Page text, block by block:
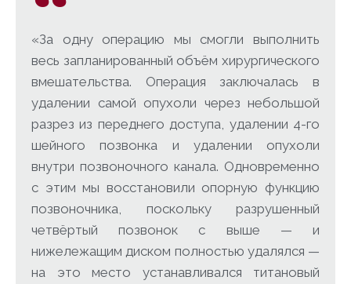
«За одну операцию мы смогли выполнить
весь запланированный объём хирургического
вмешательства. Операция заключалась в
удалении самой опухоли через небольшой
разрез из переднего доступа, удалении 4-го
шейного позвонка и удалении опухоли
внутри позвоночного канала. Одновременно
с этим мы восстановили опорную функцию
позвоночника, поскольку разрушенный
четвёртый позвонок с выше — и
нижележащим диском полностью удалялся —
на это место устанавливался титановый